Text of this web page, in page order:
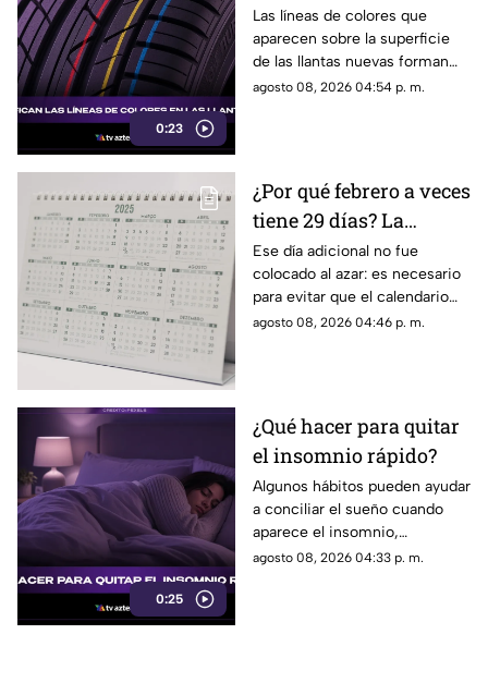
0:23
llantas nuevas?
Las líneas de colores que
aparecen sobre la superficie
de las llantas nuevas forman
parte del proceso de
agosto 08, 2026 04:54 p. m.
¿Por qué febrero a veces
tiene 29 días? La
curiosa razón detrás de
los años bisiestos
Ese día adicional no fue
colocado al azar: es necesario
para evitar que el calendario
pierda sincronía con las
agosto 08, 2026 04:46 p. m.
0:25
¿Qué hacer para quitar
el insomnio rápido?
Algunos hábitos pueden ayudar
a conciliar el sueño cuando
aparece el insomnio,
especialmente reducir la
agosto 08, 2026 04:33 p. m.